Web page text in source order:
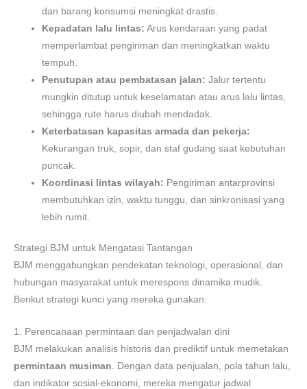
dan barang konsumsi meningkat drastis.
Kepadatan lalu lintas: Arus kendaraan yang padat
memperlambat pengiriman dan meningkatkan waktu
tempuh.
Penutupan atau pembatasan jalan: Jalur tertentu
mungkin ditutup untuk keselamatan atau arus lalu lintas,
sehingga rute harus diubah mendadak.
Keterbatasan kapasitas armada dan pekerja:
Kekurangan truk, sopir, dan staf gudang saat kebutuhan
puncak.
Koordinasi lintas wilayah: Pengiriman antarprovinsi
membutuhkan izin, waktu tunggu, dan sinkronisasi yang
lebih rumit.
Strategi BJM untuk Mengatasi Tantangan
BJM menggabungkan pendekatan teknologi, operasional, dan
hubungan masyarakat untuk merespons dinamika mudik.
Berikut strategi kunci yang mereka gunakan:
1. Perencanaan permintaan dan penjadwalan dini
BJM melakukan analisis historis dan prediktif untuk memetakan
permintaan musiman . Dengan data penjualan, pola tahun lalu,
dan indikator sosial-ekonomi, mereka mengatur jadwal